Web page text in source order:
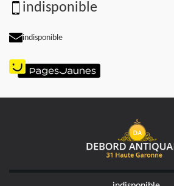
indisponible
indisponible